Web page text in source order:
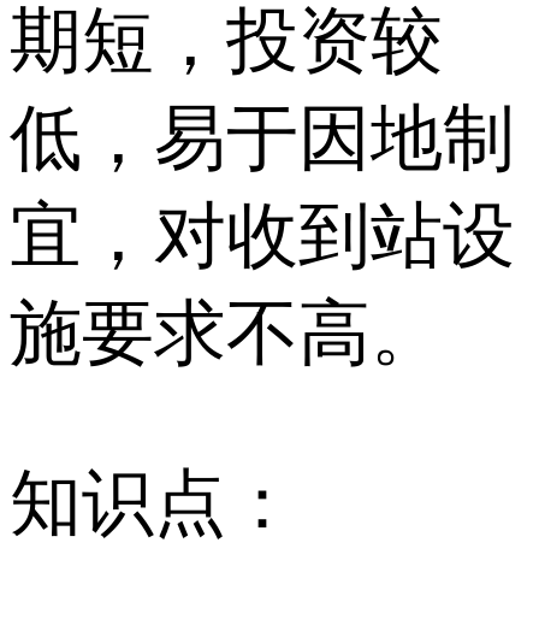
期短，投资较
低，易于因地制
宜，对收到站设
施要求不高。
知识点：